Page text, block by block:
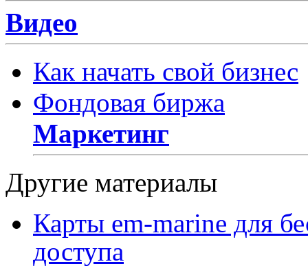
Видео
Как начать свой бизнес
Фондовая биржа
Маркетинг
Другие материалы
Карты em-marine для
доступа